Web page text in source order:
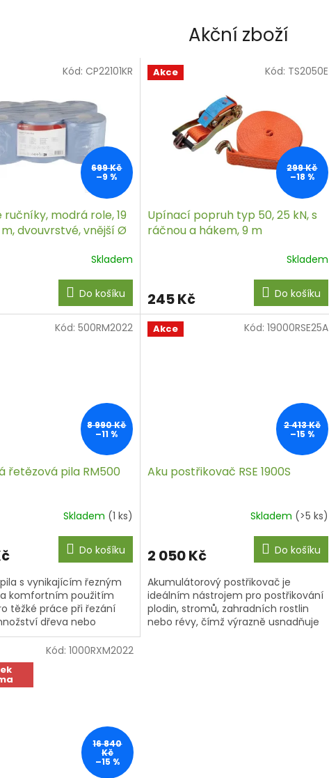
Akční zboží
699 Kč
–9 %
modrá role, 19
m, dvouvrstvé, vnější Ø
Skladem
Do košíku
Kód: CP22101KR Akce
299 Kč
–18 %
Upínací popruh typ 50, 25 kN, s
ráčnou a hákem, 9 m
Skladem
245 Kč Do košíku
Kód: TS2050E
8 990 Kč
–11 %
řetězová pila RM500
Skladem (1 ks)
Do košíku
s vynikajícím řezným
komfortním použitím
těžké práce při řezání
dřeva nebo
pro prořezávání
řezání...
Kód: 500RM2022 Akce
2 413 Kč
–15 %
Aku postřikovač RSE 1900S
Skladem (>5 ks)
2 050 Kč Do košíku
Akumulátorový postřikovač je
ideálním nástrojem pro postřikování
plodin, stromů, zahradních rostlin
nebo révy, čímž výrazně usnadňuje
Kód: 19000RSE25A
16 840
Kč
–15 %
Kód: 1000RXM2022